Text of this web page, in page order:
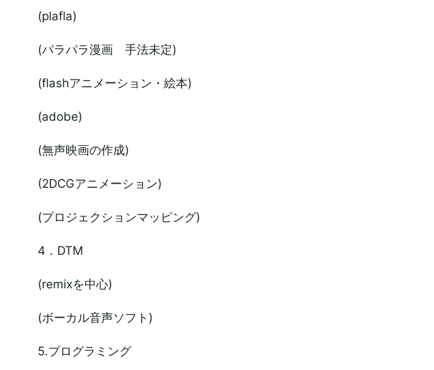
(plafla)
(パラパラ漫画 手法未定)
(flashアニメーション・絵本)
(adobe)
(無声映画の作成)
(2DCGアニメーション)
(プロジェクションマッピング)
4．DTM
(remixを中心)
(ボーカル音声ソフト)
5.プログラミング